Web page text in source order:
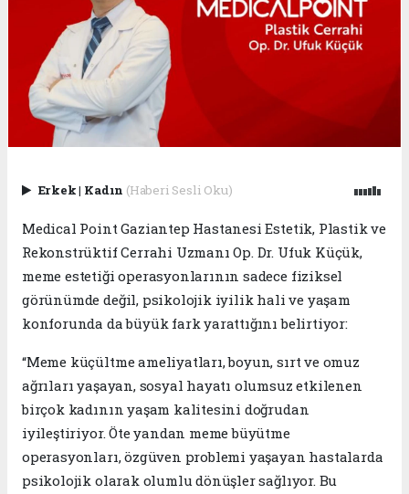
Erkek| Kadın (Haberi Sesli Oku)
Medical Point Gaziantep Hastanesi Estetik, Plastik ve
Rekonstrüktif Cerrahi Uzmanı Op. Dr. Ufuk Küçük,
meme estetiği operasyonlarının sadece fiziksel
görünümde değil, psikolojik iyilik hali ve yaşam
konforunda da büyük fark yarattığını belirtiyor:
“Meme küçültme ameliyatları, boyun, sırt ve omuz
ağrıları yaşayan, sosyal hayatı olumsuz etkilenen
birçok kadının yaşam kalitesini doğrudan
iyileştiriyor. Öte yandan meme büyütme
operasyonları, özgüven problemi yaşayan hastalarda
psikolojik olarak olumlu dönüşler sağlıyor. Bu